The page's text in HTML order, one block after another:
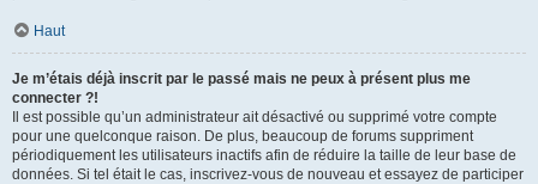
Haut
Je m’étais déjà inscrit par le passé mais ne peux à présent plus me
connecter ?!
Il est possible qu’un administrateur ait désactivé ou supprimé votre compte
pour une quelconque raison. De plus, beaucoup de forums suppriment
périodiquement les utilisateurs inactifs afin de réduire la taille de leur base de
données. Si tel était le cas, inscrivez-vous de nouveau et essayez de participer